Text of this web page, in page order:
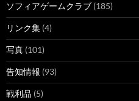
ソフィアゲームクラブ (185)
リンク集 (4)
写真 (101)
告知情報 (93)
戦利品 (5)